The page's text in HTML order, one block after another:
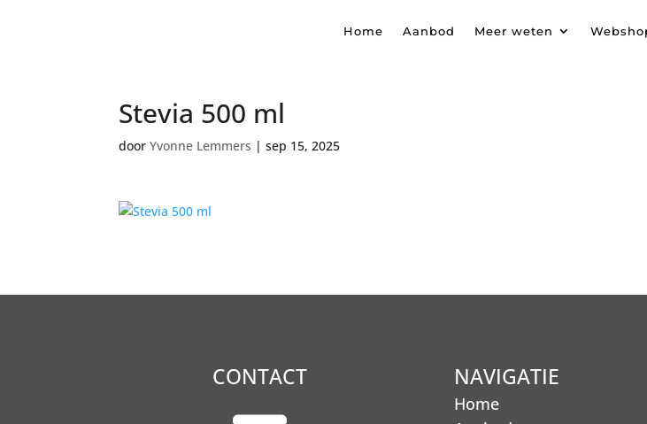
Home Aanbod Meer weten
Stevia 500 ml
doorYvonne Lemmers |sep 15, 2025
CONTACT NAVIGATIE
Home